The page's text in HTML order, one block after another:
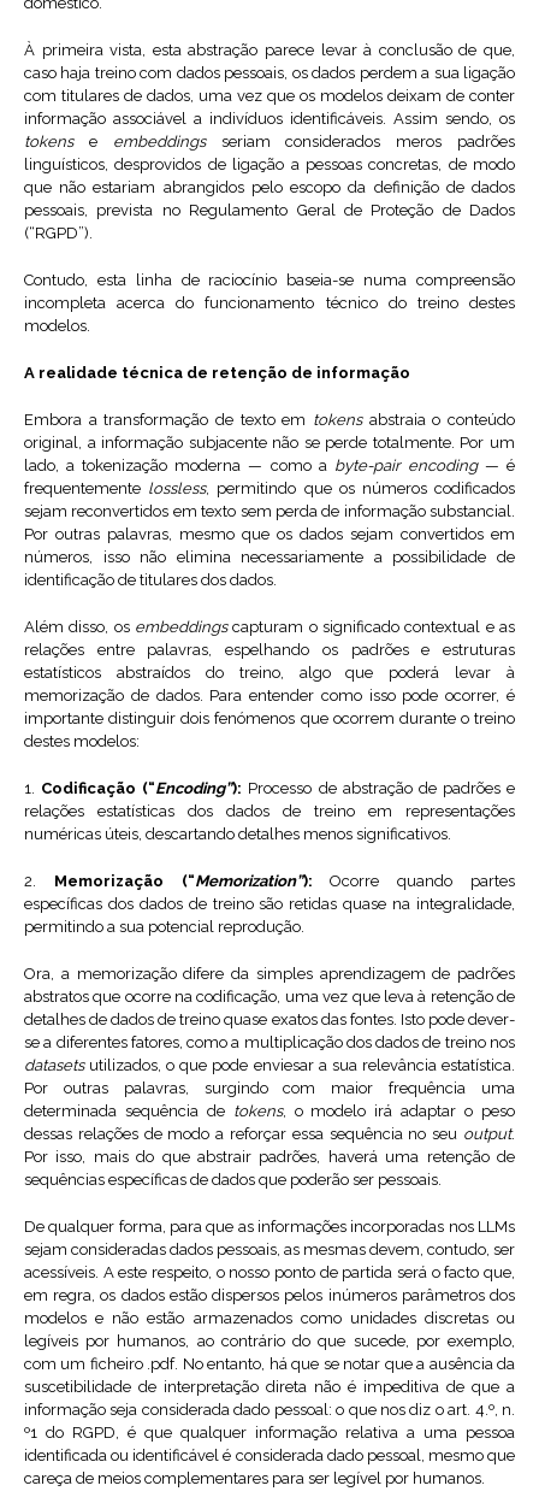
À primeira vista, esta abstração parece levar à conclusão de que,
caso haja treino com dados pessoais, os dados perdem a sua ligação
com titulares de dados, uma vez que os modelos deixam de conter
informação associável a indivíduos identificáveis. Assim sendo, os
tokense embeddingsseriam considerados meros padrões
linguísticos, desprovidos de ligação a pessoas concretas, de modo
que não estariam abrangidos pelo escopo da definição de dados
pessoais, prevista no Regulamento Geral de Proteção de Dados
(“RGPD”).
Contudo, esta linha de raciocínio baseia-se numa compreensão
incompleta acerca do funcionamento técnico do treino destes
modelos.
A realidade técnica de retenção de informação
Embora a transformação de texto em tokensabstraia o conteúdo
original, a informação subjacente não se perde totalmente. Por um
lado, a tokenização moderna — como a byte-pair encoding— é
frequentemente lossless, permitindo que os números codificados
sejam reconvertidos em texto sem perda de informação substancial.
Por outras palavras, mesmo que os dados sejam convertidos em
números, isso não elimina necessariamente a possibilidade de
identificação de titulares dos dados.
Além disso, os embeddingscapturam o significado contextual e as
relações entre palavras, espelhando os padrões e estruturas
estatísticos abstraídos do treino, algo que poderá levar à
memorização de dados. Para entender como isso pode ocorrer, é
importante distinguir dois fenómenos que ocorrem durante o treino
destes modelos:
1. Codificação (“Encoding”): Processo de abstração de padrões e
relações estatísticas dos dados de treino em representações
numéricas úteis, descartando detalhes menos significativos.
2. Memorização (“Memorization”): Ocorre quando partes
específicas dos dados de treino são retidas quase na integralidade,
permitindo a sua potencial reprodução.
Ora, a memorização difere da simples aprendizagem de padrões
abstratos que ocorre na codificação, uma vez que leva à retenção de
detalhes de dados de treino quase exatos das fontes. Isto pode dever-
se a diferentes fatores, como a multiplicação dos dados de treino nos
datasetsutilizados, o que pode enviesar a sua relevância estatística.
Por outras palavras, surgindo com maior frequência uma
determinada sequência de tokens, o modelo irá adaptar o peso
dessas relações de modo a reforçar essa sequência no seu output.
Por isso, mais do que abstrair padrões, haverá uma retenção de
sequências específicas de dados que poderão ser pessoais.
De qualquer forma, para que as informações incorporadas nos LLMs
sejam consideradas dados pessoais, as mesmas devem, contudo, ser
acessíveis. A este respeito, o nosso ponto de partida será o facto que,
em regra, os dados estão dispersos pelos inúmeros parâmetros dos
modelos e não estão armazenados como unidades discretas ou
legíveis por humanos, ao contrário do que sucede, por exemplo,
com um ficheiro .pdf. No entanto, há que se notar que a ausência da
suscetibilidade de interpretação direta não é impeditiva de que a
informação seja considerada dado pessoal: o que nos diz o art. 4.º, n.
º1 do RGPD, é que qualquer informação relativa a uma pessoa
identificada ou identificável é considerada dado pessoal, mesmo que
careça de meios complementares para ser legível por humanos.